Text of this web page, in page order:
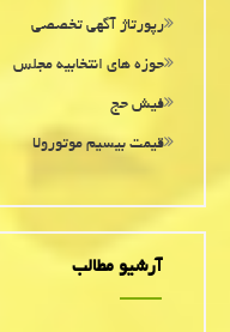
رپورتاژ آگهی تخصصی
حوزه های انتخابیه مجلس
فیش حج
قیمت بیسیم موتورولا
آرشیو مطالب